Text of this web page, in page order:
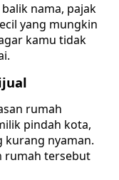
nama, pajak
yang mungkin
kamu tidak
rumah
pindah kota,
kurang nyaman.
rumah tersebut